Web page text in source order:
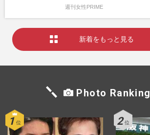
週刊女性PRIME
新着をもっと見る
Photo Ranking